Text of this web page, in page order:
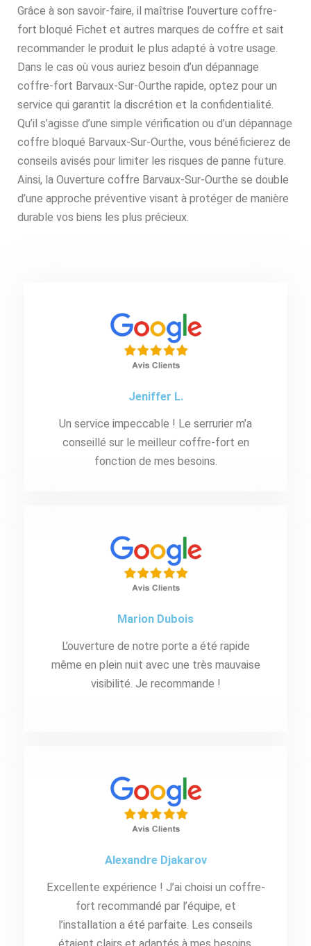
Grâce à son savoir-faire, il maîtrise l’ouverture coffre-
fort bloqué Fichet et autres marques de coffre et sait
recommander le produit le plus adapté à votre usage.
Dans le cas où vous auriez besoin d’un dépannage
coffre-fort Barvaux-Sur-Ourthe rapide, optez pour un
service qui garantit la discrétion et la confidentialité.
Qu’il s’agisse d’une simple vérification ou d’un dépannage
coffre bloqué Barvaux-Sur-Ourthe, vous bénéficierez de
conseils avisés pour limiter les risques de panne future.
Ainsi, la Ouverture coffre Barvaux-Sur-Ourthe se double
d’une approche préventive visant à protéger de manière
durable vos biens les plus précieux.
Jeniffer L.
Un service impeccable ! Le serrurier m’a
conseillé sur le meilleur coffre-fort en
fonction de mes besoins.
Marion Dubois
L’ouverture de notre porte a été rapide
même en plein nuit avec une très mauvaise
visibilité. Je recommande !
Alexandre Djakarov
Excellente expérience ! J’ai choisi un coffre-
fort recommandé par l’équipe, et
l’installation a été parfaite. Les conseils